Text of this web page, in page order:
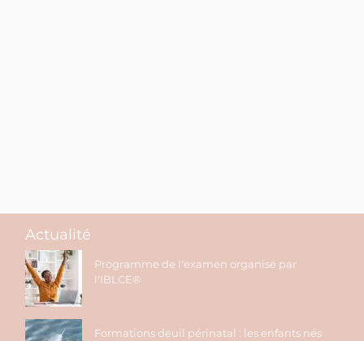
Actualité
Programme de l'examen organisé par
l'IBLCE®
Formations deuil périnatal : les enfants nés